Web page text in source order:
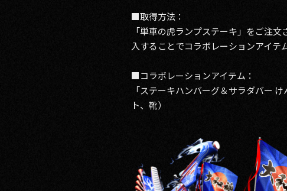
■取得方法：
「単車の虎ランプステーキ」をご注
入することでコラボレーションアイテ
■コラボレーションアイテム：
「ステーキハンバーグ＆サラダバー
ト、靴）